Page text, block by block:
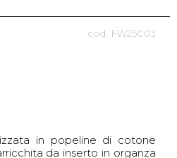
FW25C03
in popeline di cotone
da inserto in organza